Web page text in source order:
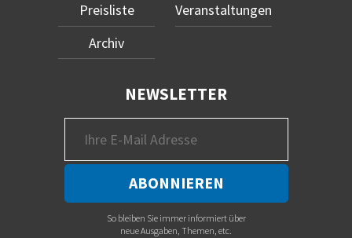
Preisliste
Archiv
Veranstaltungen
NEWSLETTER
So bleiben Sie immer informiert über
neue Ausgaben, Themen, etc.